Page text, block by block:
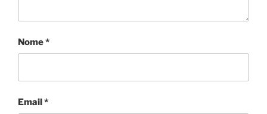
Nome*
Email*